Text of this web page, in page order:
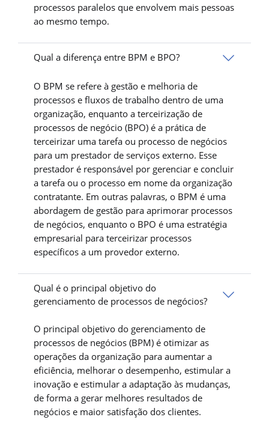
processos paralelos que envolvem mais pessoas
ao mesmo tempo.
Qual a diferença entre BPM e BPO?
O BPM se refere à gestão e melhoria de
processos e fluxos de trabalho dentro de uma
organização, enquanto a terceirização de
processos de negócio (BPO) é a prática de
terceirizar uma tarefa ou processo de negócios
para um prestador de serviços externo. Esse
prestador é responsável por gerenciar e concluir
a tarefa ou o processo em nome da organização
contratante. Em outras palavras, o BPM é uma
abordagem de gestão para aprimorar processos
de negócios, enquanto o BPO é uma estratégia
empresarial para terceirizar processos
específicos a um provedor externo.
Qual é o principal objetivo do
gerenciamento de processos de negócios?
O principal objetivo do gerenciamento de
processos de negócios (BPM) é otimizar as
operações da organização para aumentar a
eficiência, melhorar o desempenho, estimular a
inovação e estimular a adaptação às mudanças,
de forma a gerar melhores resultados de
negócios e maior satisfação dos clientes.